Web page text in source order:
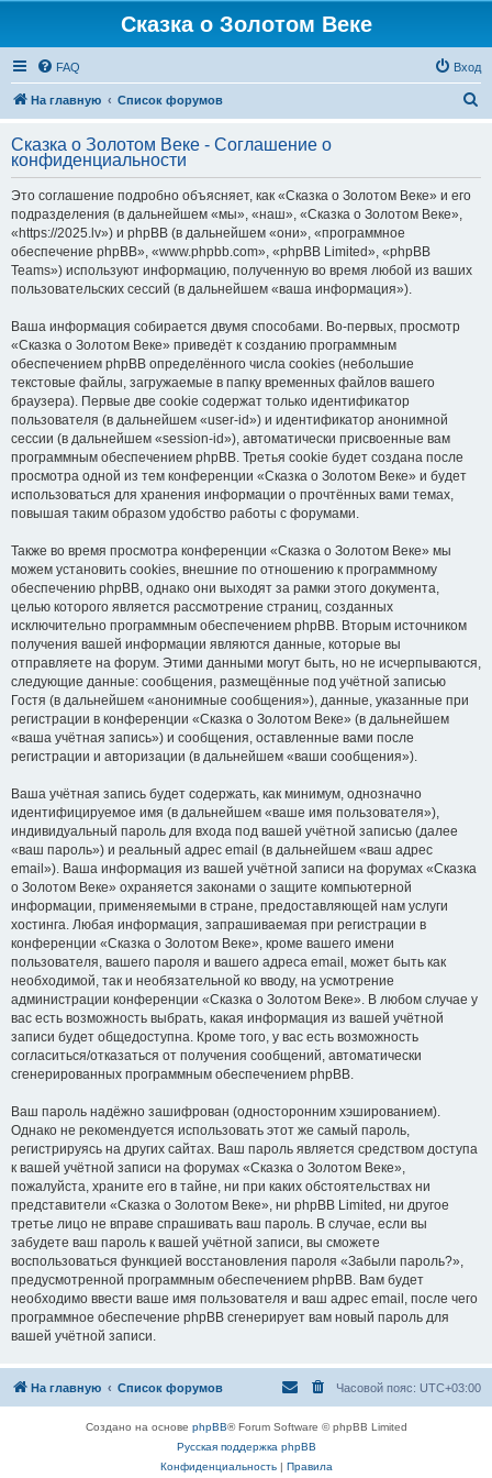
Сказка о Золотом Веке
FAQ Вход
На главную Список форумов
с
Сказка о Золотом Веке - Соглашение о
конфиденциальности
Это соглашение подробно объясняет, как «Сказка о Золотом Веке» и его
подразделения (в дальнейшем «мы», «наш», «Сказка о Золотом Веке»,
«https://2025.lv») и phpBB (в дальнейшем «они», «программное
обеспечение phpBB», «www.phpbb.com», «phpBB Limited», «phpBB
Teams») используют информацию, полученную во время любой из ваших
пользовательских сессий (в дальнейшем «ваша информация»).
Ваша информация собирается двумя способами. Во-первых, просмотр
«Сказка о Золотом Веке» приведёт к созданию программным
обеспечением phpBB определённого числа cookies (небольшие
текстовые файлы, загружаемые в папку временных файлов вашего
браузера). Первые две cookie содержат только идентификатор
пользователя (в дальнейшем «user-id») и идентификатор анонимной
сессии (в дальнейшем «session-id»), автоматически присвоенные вам
программным обеспечением phpBB. Третья cookie будет создана после
просмотра одной из тем конференции «Сказка о Золотом Веке» и будет
использоваться для хранения информации о прочтённых вами темах,
повышая таким образом удобство работы с форумами.
Также во время просмотра конференции «Сказка о Золотом Веке» мы
можем установить cookies, внешние по отношению к программному
обеспечению phpBB, однако они выходят за рамки этого документа,
целью которого является рассмотрение страниц, созданных
исключительно программным обеспечением phpBB. Вторым источником
получения вашей информации являются данные, которые вы
отправляете на форум. Этими данными могут быть, но не исчерпываются,
следующие данные: сообщения, размещённые под учётной записью
Гостя (в дальнейшем «анонимные сообщения»), данные, указанные при
регистрации в конференции «Сказка о Золотом Веке» (в дальнейшем
«ваша учётная запись») и сообщения, оставленные вами после
регистрации и авторизации (в дальнейшем «ваши сообщения»).
Ваша учётная запись будет содержать, как минимум, однозначно
идентифицируемое имя (в дальнейшем «ваше имя пользователя»),
индивидуальный пароль для входа под вашей учётной записью (далее
«ваш пароль») и реальный адрес email (в дальнейшем «ваш адрес
email»). Ваша информация из вашей учётной записи на форумах «Сказка
о Золотом Веке» охраняется законами о защите компьютерной
информации, применяемыми в стране, предоставляющей нам услуги
хостинга. Любая информация, запрашиваемая при регистрации в
конференции «Сказка о Золотом Веке», кроме вашего имени
пользователя, вашего пароля и вашего адреса email, может быть как
необходимой, так и необязательной ко вводу, на усмотрение
администрации конференции «Сказка о Золотом Веке». В любом случае у
вас есть возможность выбрать, какая информация из вашей учётной
записи будет общедоступна. Кроме того, у вас есть возможность
согласиться/отказаться от получения сообщений, автоматически
сгенерированных программным обеспечением phpBB.
Ваш пароль надёжно зашифрован (односторонним хэшированием).
Однако не рекомендуется использовать этот же самый пароль,
регистрируясь на других сайтах. Ваш пароль является средством доступа
к вашей учётной записи на форумах «Сказка о Золотом Веке»,
пожалуйста, храните его в тайне, ни при каких обстоятельствах ни
представители «Сказка о Золотом Веке», ни phpBB Limited, ни другое
третье лицо не вправе спрашивать ваш пароль. В случае, если вы
забудете ваш пароль к вашей учётной записи, вы сможете
воспользоваться функцией восстановления пароля «Забыли пароль?»,
предусмотренной программным обеспечением phpBB. Вам будет
необходимо ввести ваше имя пользователя и ваш адрес email, после чего
программное обеспечение phpBB сгенерирует вам новый пароль для
вашей учётной записи.
На главную Список форумов Часовой пояс: UTC+03:00
Создано на основе phpBB® Forum Software © phpBB Limited
Русская поддержка phpBB
Конфиденциальность| Правила